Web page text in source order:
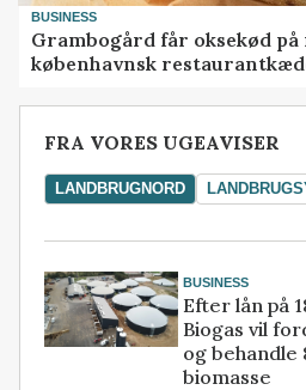
BUSINESS
Grambogård får oksekød på
københavnsk
FRA VORES UGEAVISER
LANDBRUGNORD
BUSINESS
Efter lån på
Biogas vil
og behandle
biomasse